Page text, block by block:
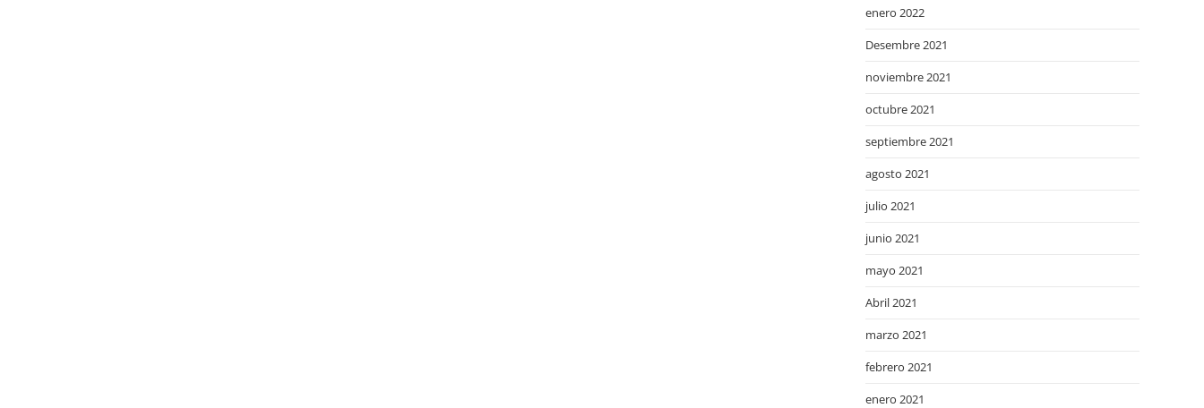
enero 2022
Desembre 2021
noviembre 2021
octubre 2021
septiembre 2021
agosto 2021
julio 2021
junio 2021
mayo 2021
Abril 2021
marzo 2021
febrero 2021
enero 2021